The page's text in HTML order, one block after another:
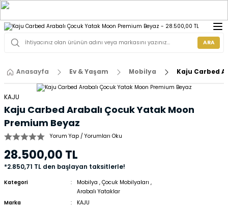
ARA
Anasayfa Ev & Yaşam Mobilya Kaju Carbed
KAJU
Kaju Carbed Arabalı Çocuk Yatak Moon
Premium Beyaz
Yorum Yap / Yorumları Oku
28.500,00 TL
*2.850,71 TL den başlayan taksitlerle!
Kategori Mobilya ,Çocuk Mobilyaları ,
Arabalı Yataklar
Marka
KAJU